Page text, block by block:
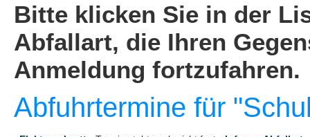
Bitte klicken Sie in der
Abfallart, die Ihren
Anmeldung fortzufahren.
Abfuhrtermine für